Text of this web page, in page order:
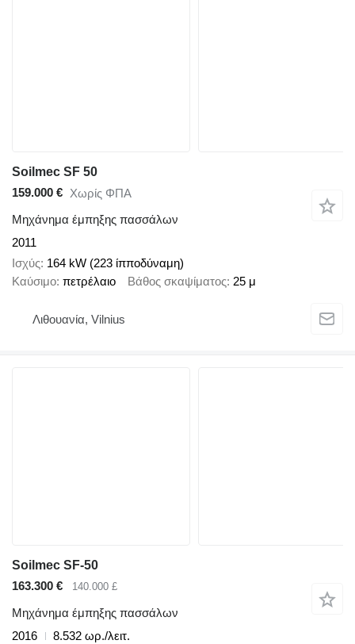
Soilmec SF 50
159.000 € Χωρίς ΦΠΑ
Μηχάνημα έμπηξης πασσάλων
2011
Ισχύς 164 kW (223 ίπποδύναμη)
Καύσιμο πετρέλαιο Βάθος σκαψίματος 25 μ
Λιθουανία, Vilnius
Soilmec SF-50
163.300 €
140.000 £
Μηχάνημα έμπηξης πασσάλων
2016
8.532 ωρ./λειτ.